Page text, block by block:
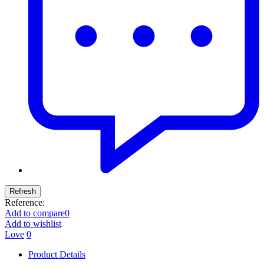
Reference:
Add to compare0
Add to wishlist
Love 0
Product Details